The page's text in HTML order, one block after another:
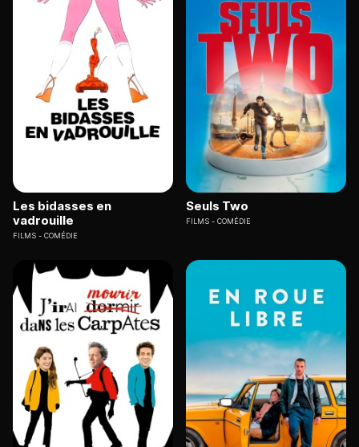
Les bidasses en
vadrouille
FILMS COMÉDIE
Seuls Two
FILMS COMÉDIE